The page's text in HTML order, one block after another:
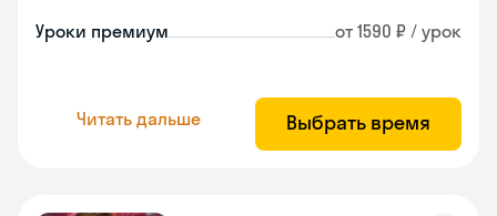
Уроки премиум от 1590 ₽ / урок
Читать дальше Выбрать время